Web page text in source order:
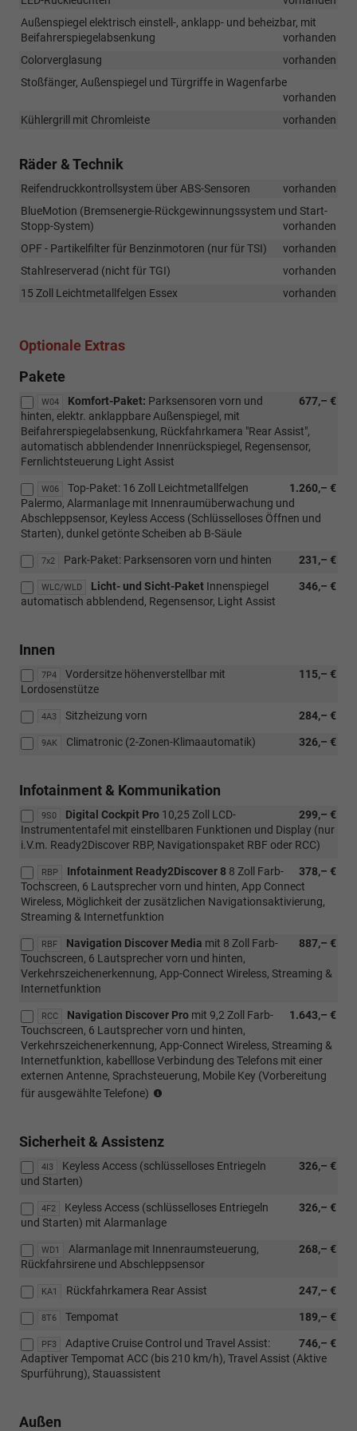
des
Fahrzeugs
im
Falle
eines
drohenden
Außenspiegel elektrisch einstell-, anklapp- und beheizbar, mit
Beifahrerspiegelabsenkung
vorhanden
Colorverglasung
vorhanden
Stoßfänger, Außenspiegel und Türgriffe in Wagenfarbe
vorhanden
Kühlergrill mit Chromleiste
vorhanden
Räder & Technik
Reifendruckkontrollsystem über ABS-Sensoren
vorhanden
BlueMotion (Bremsenergie-Rückgewinnungssystem und Start-
Stopp-System)
vorhanden
OPF - Partikelfilter für Benzinmotoren (nur für TSI)
vorhanden
Stahlreserverad (nicht für TGI)
vorhanden
15 Zoll Leichtmetallfelgen Essex
vorhanden
Optionale Extras
Pakete
W04 677,– €
Komfort-Paket: Parksensoren vorn und
hinten, elektr. anklappbare Außenspiegel, mit
Beifahrerspiegelabsenkung, Rückfahrkamera "Rear Assist",
automatisch abblendender Innenrückspiegel, Regensensor,
Fernlichtsteuerung Light Assist
W06 1.260,– €
Top-Paket: 16 Zoll Leichtmetallfelgen
Palermo, Alarmanlage mit Innenraumüberwachung und
Abschleppsensor, Keyless Access (Schlüsselloses Öffnen und
Starten), dunkel getönte Scheiben ab B-Säule
7x2 231,– €
Park-Paket: Parksensoren vorn und hinten
WLC/WLD 346,– €
Licht- und Sicht-Paket Innenspiegel
automatisch abblendend, Regensensor, Light Assist
Innen
7P4 115,– €
Vordersitze höhenverstellbar mit
Lordosenstütze
4A3 284,– €
Sitzheizung vorn
9AK 326,– €
Climatronic (2-Zonen-Klimaautomatik)
Infotainment & Kommunikation
9S0 299,– €
Digital Cockpit Pro 10,25 Zoll LCD-
Instrumententafel mit einstellbaren Funktionen und Display (nur
i.V.m. Ready2Discover RBP, Navigationspaket RBF oder RCC)
RBP 378,– €
Infotainment Ready2Discover 8 8 Zoll Farb-
Tochscreen, 6 Lautsprecher vorn und hinten, App Connect
Wireless, Möglichkeit der zusätzlichen Navigationsaktivierung,
Streaming & Internetfunktion
RBF 887,– €
Navigation Discover Media mit 8 Zoll Farb-
Touchscreen, 6 Lautsprecher vorn und hinten,
Verkehrszeichenerkennung, App-Connect Wireless, Streaming &
Internetfunktion
RCC 1.643,– €
Navigation Discover Pro mit 9,2 Zoll Farb-
Touchscreen, 6 Lautsprecher vorn und hinten,
Verkehrszeichenerkennung, App-Connect Wireless, Streaming &
Internetfunktion, kabelllose Verbindung des Telefons mit einer
externen Antenne, Sprachsteuerung, Mobile Key (Vorbereitung
für ausgewählte Telefone)
ausgewählten
Sicherheit & Assistenz
4I3 326,– €
Keyless Access (schlüsselloses Entriegeln
und Starten)
4F2 326,– €
Keyless Access (schlüsselloses Entriegeln
und Starten) mit Alarmanlage
WD1 268,– €
Alarmanlage mit Innenraumsteuerung,
Rückfahrsirene und Abschleppsensor
KA1 247,– €
Rückfahrkamera Rear Assist
8T6 189,– €
Tempomat
PF3 746,– €
Adaptive Cruise Control und Travel Assist:
Adaptiver Tempomat ACC (bis 210 km/h), Travel Assist (Aktive
Spurführung), Stauassistent
Außen